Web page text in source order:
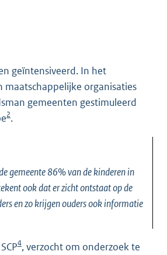
geïntensiveerd. In het
organisaties
gemeenten gestimuleerd
2.
gemeente 86% van de kinderen in
ook dat er zicht ontstaat op de
en zo krijgen ouders ook informatie
4, verzocht om onderzoek te